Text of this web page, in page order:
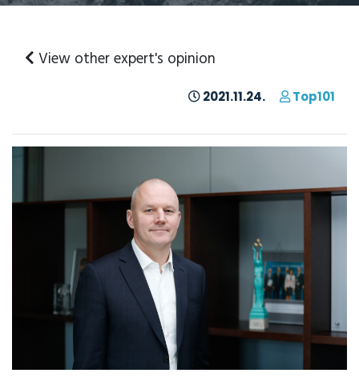
View other expert's opinion
2021.11.24. Top101